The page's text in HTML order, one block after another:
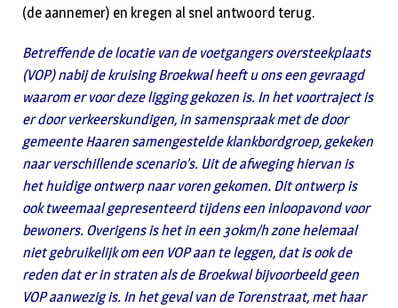
(de aannemer) en kregen al snel antwoord terug.
Betreffende de locatie van de voetgangers oversteekplaats
(VOP) nabij de kruising Broekwal heeft u ons een gevraagd
waarom er voor deze ligging gekozen is. In het voortraject is
er door verkeerskundigen, in samenspraak met de door
gemeente Haaren samengestelde klankbordgroep, gekeken
naar verschillende scenario’s. Uit de afweging hiervan is
het huidige ontwerp naar voren gekomen. Dit ontwerp is
ook tweemaal gepresenteerd tijdens een inloopavond voor
bewoners. Overigens is het in een 30km/h zone helemaal
niet gebruikelijk om een VOP aan te leggen, dat is ook de
reden dat er in straten als de Broekwal bijvoorbeeld geen
VOP aanwezig is. In het geval van de Torenstraat, met haar